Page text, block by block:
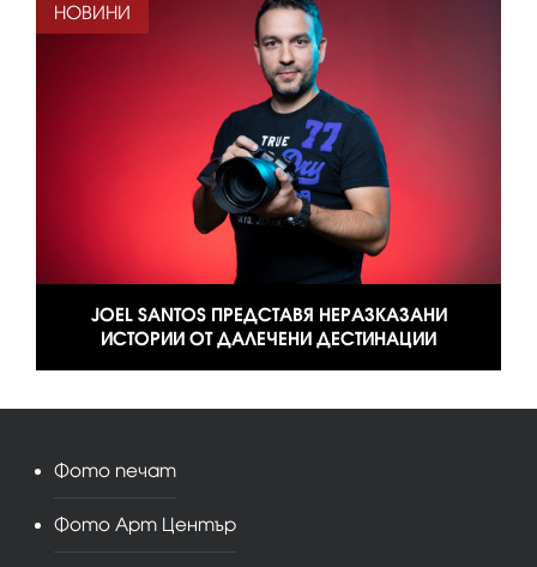
JOEL SANTOS ПРЕДСТАВЯ НЕРАЗКАЗАНИ
ИСТОРИИ ОТ ДАЛЕЧЕНИ ДЕСТИНАЦИИ
НОВИНИ
Фото печат
Фото Арт Център